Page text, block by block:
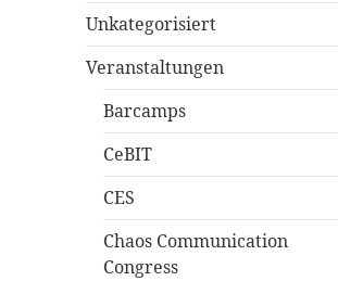
Unkategorisiert
Veranstaltungen
Barcamps
CeBIT
CES
Chaos Communication
Congress